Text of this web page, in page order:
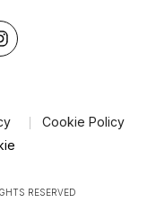
Cookie Policy
RESERVED